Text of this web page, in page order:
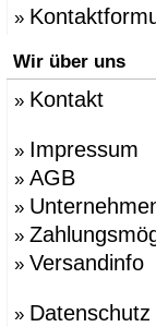
»
Wir über uns
» Kontakt
» Impressum
» AGB
»
»
» Versandinfo
» Datenschutz